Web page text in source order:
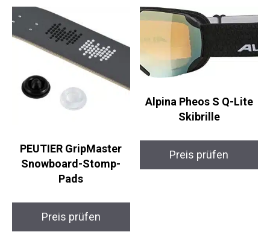
Ähnliche Produkte
PEUTIER GripMaster
Pads
Skibrille